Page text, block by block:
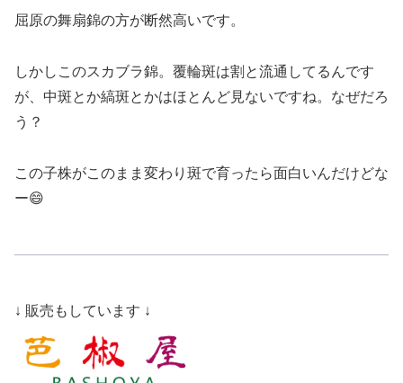
屈原の舞扇錦の方が断然高いです。
しかしこのスカブラ錦。覆輪斑は割と流通してるんです
が、中斑とか縞斑とかはほとんど見ないですね。なぜだろ
う？
この子株がこのまま変わり斑で育ったら面白いんだけどな
ー😄
↓ 販売もしています ↓